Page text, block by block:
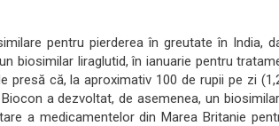
pentru pierderea în greutate în India,
biosimilar liraglutid, în ianuarie pentru
presă că, la aproximativ 100 de rupii pe zi
a dezvoltat, de asemenea, un
a medicamentelor din Marea Britanie